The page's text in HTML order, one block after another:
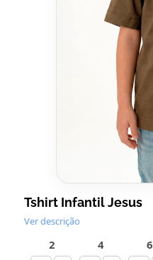
Tshirt Infantil Jesus
Ver descrição
2 4 6